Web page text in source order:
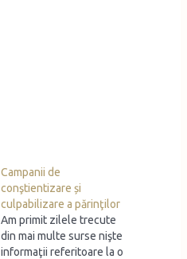
Campanii de
conştientizare și
culpabilizare a părinţilor
Am primit zilele trecute
din mai multe surse nişte
informaţii referitoare la o